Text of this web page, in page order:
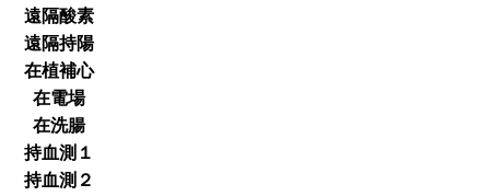
遠隔酸素
遠隔持陽
在植補心
在電場
在洗腸
持血測１
持血測２